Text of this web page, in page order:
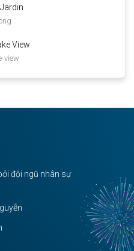
View
view
đội ngũ nhân sự